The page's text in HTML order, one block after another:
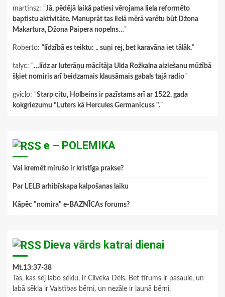
martinsz: “Jā, pēdējā laikā patiesi vērojama liela reformēto
baptistu aktivitāte. Manuprāt tas lielā mērā varētu būt Džona
Makartura, Džona Paipera nopelns…”
Roberto: “ līdzībā es teiktu: .. suņi rej, bet karavāna iet tālāk.”
talyc: “…līdz ar luterāņu mācītāja Ulda Rožkalna aiziešanu mūžībā
šķiet nomiris arī beidzamais klausāmais gabals tajā radio”
gviclo: “Starp citu, Holbeins ir pazīstams arī ar 1522. gada
kokgriezumu "Luters kā Hercules Germanicuss ".”
e – POLEMIKA
Vai kremēt mirušo ir kristīga prakse?
Par LELB arhibīskapa kalpošanas laiku
Kāpēc "nomira" e-BAZNĪCAs forums?
Dieva vārds katrai dienai
Mt.13:37-38
Tas, kas sēj labo sēklu, ir Cilvēka Dēls. Bet tīrums ir pasaule, un
labā sēkla ir Valstības bērni, un nezāle ir ļaunā bērni.